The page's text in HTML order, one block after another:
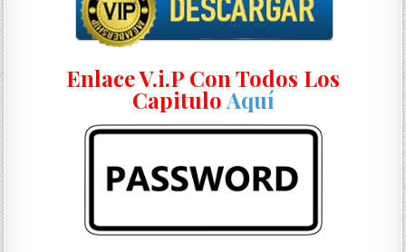
Enlace V.i.P Con Todos Los
Capitulo Aquí